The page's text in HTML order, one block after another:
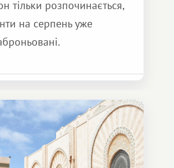
тільки розпочинається,
на серпень уже